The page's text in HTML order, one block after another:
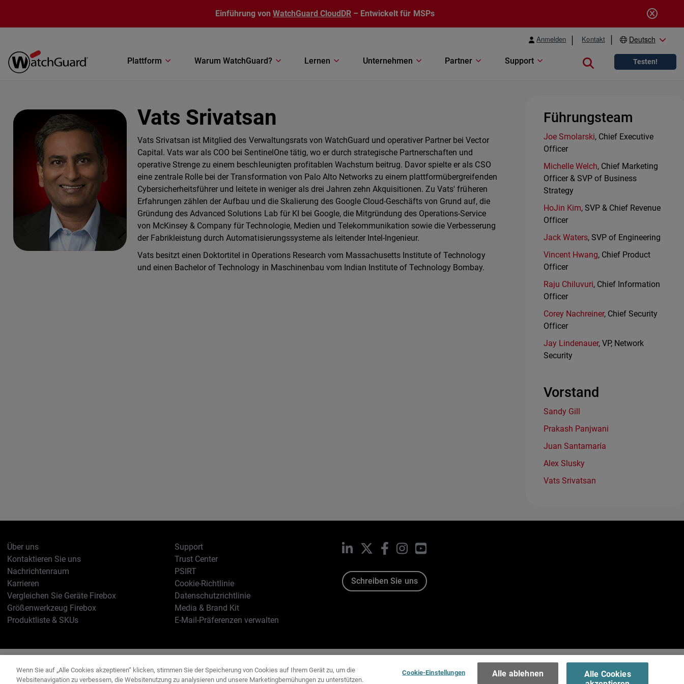
Einführung von WatchGuard CloudDR – Entwickelt für MSPs
Anmelden Kontakt Deutsch
Plattform Warum WatchGuard? Lernen Unternehmen Partner Support Close searchTesten!
Vats Srivatsan
Vats Srivatsan ist Mitglied des Verwaltungsrats von WatchGuard und operativer Partner bei Vector
Capital. Vats war als COO bei SentinelOne tätig, wo er durch strategische Partnerschaften und
operative Strenge zu einem beschleunigten profitablen Wachstum beitrug. Davor spielte er als CSO
eine zentrale Rolle bei der Transformation von Palo Alto Networks zu einem plattformübergreifenden
Cybersicherheitsführer und leitete in weniger als drei Jahren zehn Akquisitionen. Zu Vats' früheren
Erfahrungen zählen der Aufbau und die Skalierung des Google Cloud-Geschäfts von Grund auf, die
Gründung des Advanced Solutions Lab für KI bei Google, die Mitgründung des Operations-Service
von McKinsey & Company für Technologie, Medien und Telekommunikation sowie die Verbesserung
der Fabrikleistung durch Automatisierungssysteme als leitender Intel-Ingenieur.
Vats besitzt einen Doktortitel in Operations Research vom Massachusetts Institute of Technology
und einen Bachelor of Technology in Maschinenbau vom Indian Institute of Technology Bombay.
Führungsteam
Joe Smolarski, Chief Executive
Officer
Michelle Welch, Chief Marketing
Officer & SVP of Business
Strategy
HoJin Kim, SVP & Chief Revenue
Officer
Jack Waters, SVP of Engineering
Vincent Hwang, Chief Product
Officer
Raju Chiluvuri, Chief Information
Officer
Corey Nachreiner, Chief Security
Officer
Jay Lindenauer, VP, Network
Security
Vorstand
Sandy Gill
Prakash Panjwani
Juan Santamaría
Alex Slusky
Vats Srivatsan
Über uns
Kontaktieren Sie uns
Nachrichtenraum
Karrieren
Vergleichen Sie Geräte Firebox
Größenwerkzeug Firebox
Produktliste & SKUs
Support
Trust Center
PSIRT
Cookie-Richtlinie
Datenschutzrichtlinie
Media & Brand Kit
E-Mail-Präferenzen verwalten
LinkedIn Facebook
InstagramYouTube
Schreiben Sie uns
Copyright © 1996-2026 WatchGuard Technologies, Inc. Alle Rechte vorbehalten. Terms of Use >
Wenn Sie auf „Alle Cookies akzeptieren“ klicken, stimmen Sie der Speicherung von Cookies auf Ihrem Gerät zu, um die
Websitenavigation zu verbessern, die Websitenutzung zu analysieren und unsere Marketingbemühungen zu unterstützen.
Cookie-Einstellungen Alle ablehnen
Alle Cookies